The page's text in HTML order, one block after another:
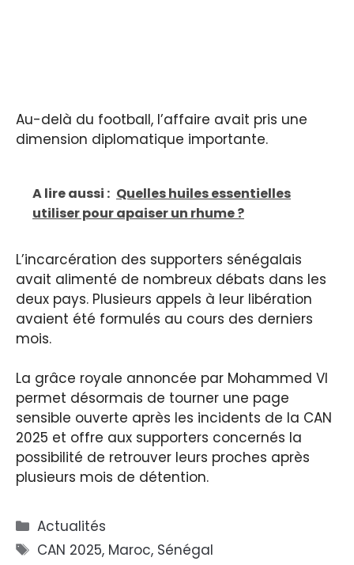
Au-delà du football, l’affaire avait pris une
dimension diplomatique importante.
A lire aussi : Quelles huiles essentielles
utiliser pour apaiser un rhume ?
L’incarcération des supporters sénégalais
avait alimenté de nombreux débats dans les
deux pays. Plusieurs appels à leur libération
avaient été formulés au cours des derniers
mois.
La grâce royale annoncée par Mohammed VI
permet désormais de tourner une page
sensible ouverte après les incidents de la CAN
2025 et offre aux supporters concernés la
possibilité de retrouver leurs proches après
plusieurs mois de détention.
Catégories
Actualités
Étiquettes
CAN 2025, Maroc, Sénégal